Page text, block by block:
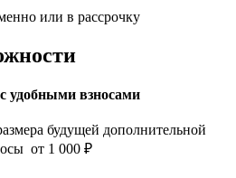
или в рассрочку
удобными взносами
будущей дополнительной
от 1 000 ₽